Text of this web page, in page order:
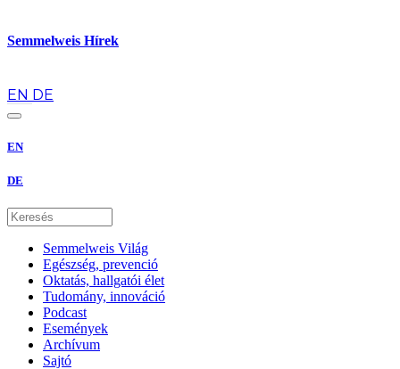
Semmelweis Hírek
EN DE
EN
DE
Semmelweis Világ
Egészség, prevenció
Oktatás, hallgatói élet
Tudomány, innováció
Podcast
Események
Archívum
Sajtó